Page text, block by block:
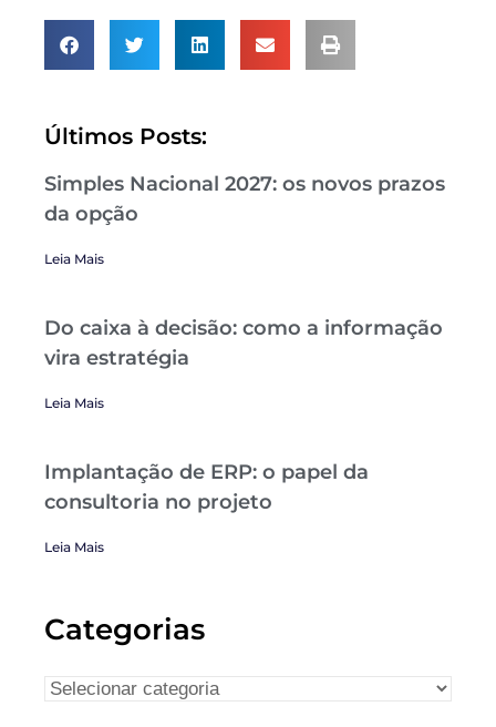
Últimos Posts:
Simples Nacional 2027: os novos prazos
da opção
Leia Mais
Do caixa à decisão: como a informação
vira estratégia
Leia Mais
Implantação de ERP: o papel da
consultoria no projeto
Leia Mais
Categorias